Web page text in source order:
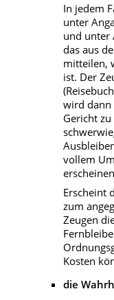
In jedem
unter
und unter
das aus
mitteilen,
ist. Der
wird dann
Gericht
vollem
Erscheint
zum
Zeugen
Kosten
die